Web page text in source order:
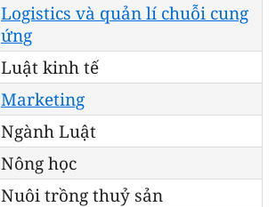
Logistics và quản lí chuỗi cung
ứng
Luật kinh tế
Marketing
Ngành Luật
Nông học
Nuôi trồng thuỷ sản